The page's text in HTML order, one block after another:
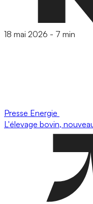
18 mai 2026 - 7 min
Presse Energie
L'élevage bovin,